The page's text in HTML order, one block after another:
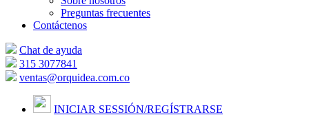
Preguntas frecuentes
Contáctenos
Chat de ayuda
315 3077841
ventas@orquidea.com.co
INICIAR SESSIÓN/REGÍSTRARSE